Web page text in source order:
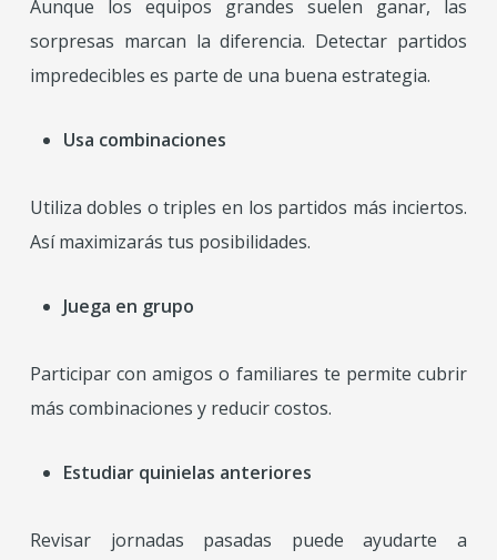
Aunque los equipos grandes suelen ganar, las
sorpresas marcan la diferencia. Detectar partidos
impredecibles es parte de una buena estrategia.
Usa combinaciones
Utiliza dobles o triples en los partidos más inciertos.
Así maximizarás tus posibilidades.
Juega en grupo
Participar con amigos o familiares te permite cubrir
más combinaciones y reducir costos.
Estudiar quinielas anteriores
Revisar jornadas pasadas puede ayudarte a